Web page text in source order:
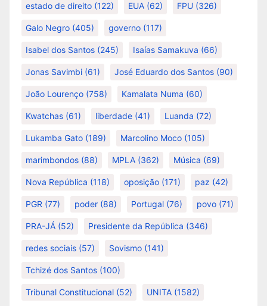
estado de direito (122) EUA (62) FPU (326)
Galo Negro (405) governo (117)
Isabel dos Santos (245) Isaías Samakuva (66)
Jonas Savimbi (61) José Eduardo dos Santos (90)
João Lourenço (758) Kamalata Numa (60)
Kwatchas (61) liberdade (41) Luanda (72)
Lukamba Gato (189) Marcolino Moco (105)
marimbondos (88) MPLA (362) Música (69)
Nova República (118) oposição (171) paz (42)
PGR (77) poder (88) Portugal (76) povo (71)
PRA-JÁ (52) Presidente da República (346)
redes sociais (57) Sovismo (141)
Tchizé dos Santos (100)
Tribunal Constitucional (52) UNITA (1582)